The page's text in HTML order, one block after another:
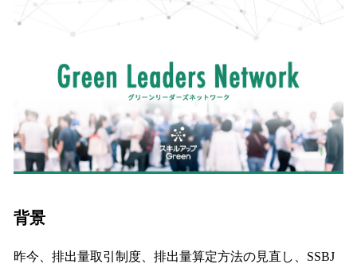
背景
昨今、排出量取引制度、排出量算定方法の見直し、SSBJ